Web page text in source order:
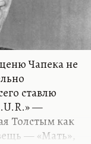
Чапека не
ставлю
—
Толстым как
— «Мать»,